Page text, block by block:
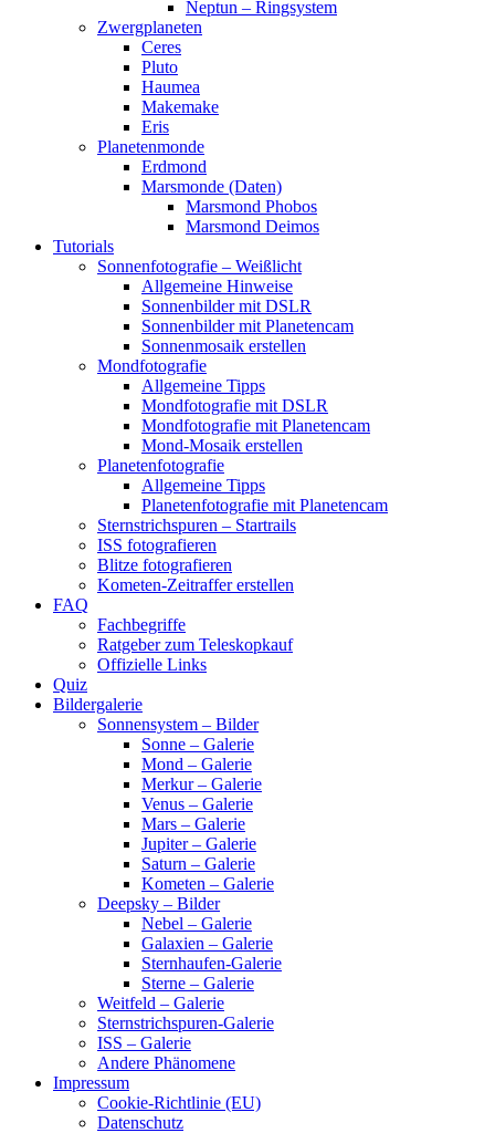
Neptun – Ringsystem
Zwergplaneten
Ceres
Pluto
Haumea
Makemake
Eris
Planetenmonde
Erdmond
Marsmonde (Daten)
Marsmond Phobos
Marsmond Deimos
Tutorials
Sonnenfotografie – Weißlicht
Allgemeine Hinweise
Sonnenbilder mit DSLR
Sonnenbilder mit Planetencam
Sonnenmosaik erstellen
Mondfotografie
Allgemeine Tipps
Mondfotografie mit DSLR
Mondfotografie mit Planetencam
Mond-Mosaik erstellen
Planetenfotografie
Allgemeine Tipps
Planetenfotografie mit Planetencam
Sternstrichspuren – Startrails
ISS fotografieren
Blitze fotografieren
Kometen-Zeitraffer erstellen
FAQ
Fachbegriffe
Ratgeber zum Teleskopkauf
Offizielle Links
Quiz
Bildergalerie
Sonnensystem – Bilder
Sonne – Galerie
Mond – Galerie
Merkur – Galerie
Venus – Galerie
Mars – Galerie
Jupiter – Galerie
Saturn – Galerie
Kometen – Galerie
Deepsky – Bilder
Nebel – Galerie
Galaxien – Galerie
Sternhaufen-Galerie
Sterne – Galerie
Weitfeld – Galerie
Sternstrichspuren-Galerie
ISS – Galerie
Andere Phänomene
Impressum
Cookie-Richtlinie (EU)
Datenschutz